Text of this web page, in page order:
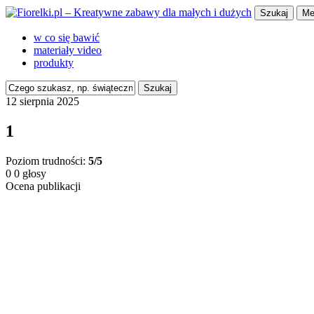
Szukaj
w co się bawić
materiały video
produkty
Szukaj
12 sierpnia 2025
1
Poziom trudności: 5/5
0 0 głosy
Ocena publikacji